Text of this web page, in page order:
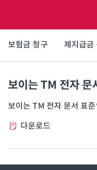
보험금 청구 제지급금
보이는 TM 전자 문
보이는 TM 전자 문서 표
다운로드